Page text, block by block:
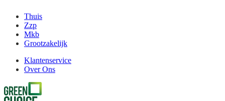
Thuis
Zzp
Mkb
Grootzakelijk
Klantenservice
Over Ons